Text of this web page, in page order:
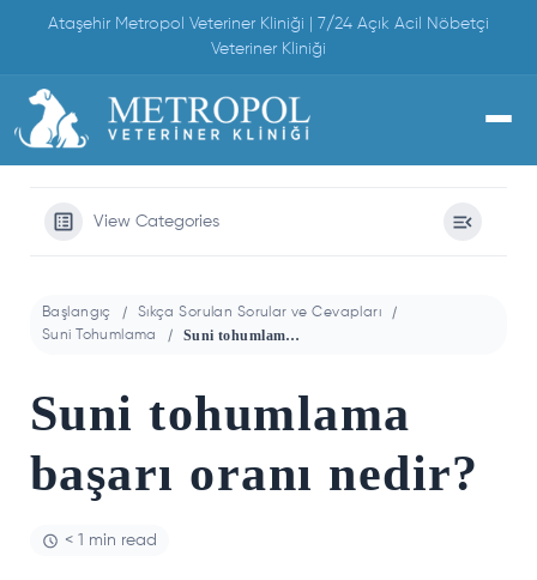
Ataşehir Metropol Veteriner Kliniği | 7/24 Açık Acil Nöbetçi
Veteriner Kliniği
View Categories
Başlangıç
Sıkça Sorulan Sorular ve Cevapları
Suni Tohumlama
Suni tohumlama başarı oranı nedir?
Suni tohumlama
başarı oranı nedir?
< 1 min read